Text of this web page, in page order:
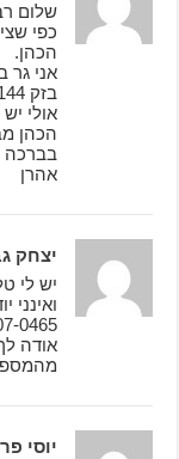
שלום
כפי
הכהן.
אני
בזק 144 אך לא מצאתי
אולי
הכהן
בברכה
אהרן
יצחק
יש לי
0630, 052-767-8649
אודה
יוסי